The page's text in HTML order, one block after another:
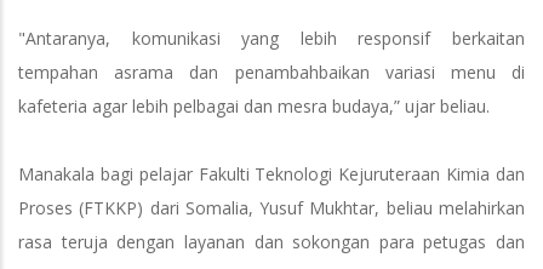
"Antaranya, komunikasi yang lebih responsif berkaitan
tempahan asrama dan penambahbaikan variasi menu di
kafeteria agar lebih pelbagai dan mesra budaya,” ujar beliau.
Manakala bagi pelajar Fakulti Teknologi Kejuruteraan Kimia dan
Proses (FTKKP) dari Somalia, Yusuf Mukhtar, beliau melahirkan
rasa teruja dengan layanan dan sokongan para petugas dan